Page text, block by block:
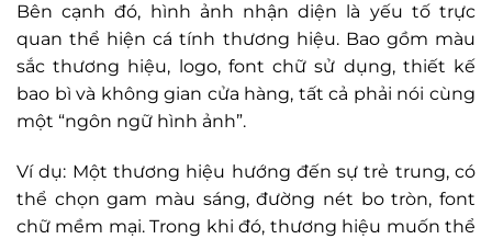
Bên cạnh đó, hình ảnh nhận diện là yếu tố trực
quan thể hiện cá tính thương hiệu. Bao gồm màu
sắc thương hiệu, logo, font chữ sử dụng, thiết kế
bao bì và không gian cửa hàng, tất cả phải nói cùng
một “ngôn ngữ hình ảnh”.
Ví dụ: Một thương hiệu hướng đến sự trẻ trung, có
thể chọn gam màu sáng, đường nét bo tròn, font
chữ mềm mại. Trong khi đó, thương hiệu muốn thể